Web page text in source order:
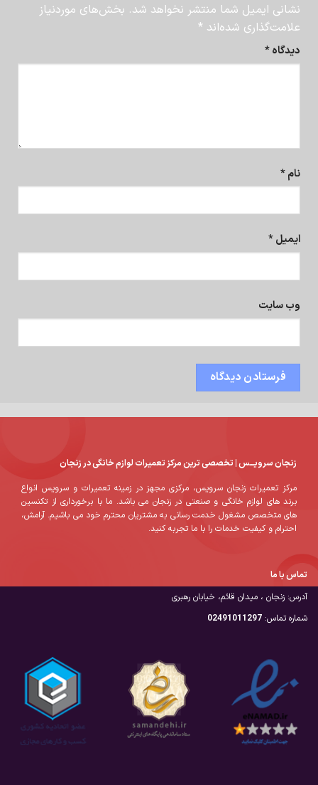
نشانی ایمیل شما منتشر نخواهد شد. بخش‌های موردنیاز
علامت‌گذاری شده‌اند *
دیدگاه*
نام*
ایمیل*
وب‌ سایت
زنجان سرویـــس | تخصصی ترین مرکز تعمیرات لوازم خانگی در زنجان
مرکز تعمیرات زنجان سرویس، مرکزی مجهز در زمینه تعمیرات و سرویس انواع
برند های لوازم خانگی و صنعتی در زنجان می باشد. ما با برخورداری از تکنسین
های متخصص مشغول خدمت رسانی به مشتریان محترم خود می باشیم. آرامش،
احترام و کیفیت خدمات را با ما تجربه کنید.
تماس با ما
آدرس: زنجان ، میدان قائم، خیابان رهبری
شماره تماس: 02491011297